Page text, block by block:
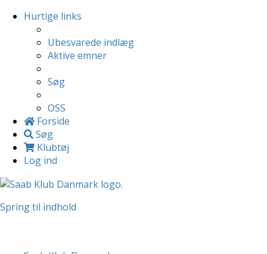
Hurtige links
Ubesvarede indlæg
Aktive emner
Søg
OSS
Forside
Søg
Klubtøj
Log ind
Spring til indhold